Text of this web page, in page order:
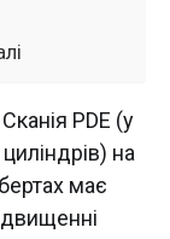
PDE (у
на
має